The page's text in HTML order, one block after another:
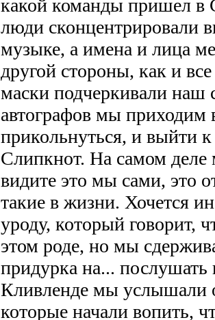
какой команды пришел
люди сконцентрировали
музыке, а имена и лица
другой стороны, как и
маски подчеркивали наш
автографов мы
прикольнуться, и выйти
Слипкнот. На самом деле
видите это мы сами, это
такие в жизни. Хочется
уроду, который говорит,
этом роде, но мы
придурка на...
Кливленде мы услышали
которые начали вопить,